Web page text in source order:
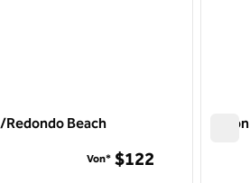
Redondo Beach
Von* $122